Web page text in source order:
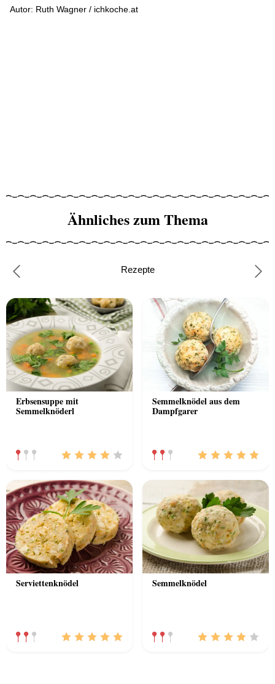
Autor: Ruth Wagner / ichkoche.at
Ähnliches zum Thema
Rezepte
Erbsensuppe mit
Semmelknöderl
Semmelknödel aus dem
Dampfgarer
Serviettenknödel Semmelknödel